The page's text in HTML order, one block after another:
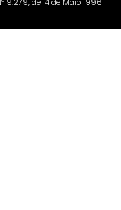
9.279, de 14 de Maio 1996